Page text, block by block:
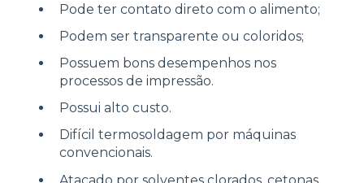
Pode ter contato direto com o alimento;
Podem ser transparente ou coloridos;
Possuem bons desempenhos nos
processos de impressão.
Possui alto custo.
Difícil termosoldagem por máquinas
convencionais.
Atacado por solventes clorados, cetonas,